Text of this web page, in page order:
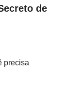
de
precisa